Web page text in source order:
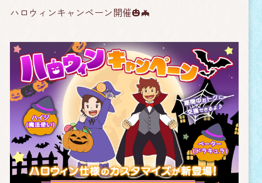
ハロウィンキャンペーン開催🎃🦇